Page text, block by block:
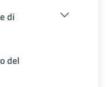
di
del